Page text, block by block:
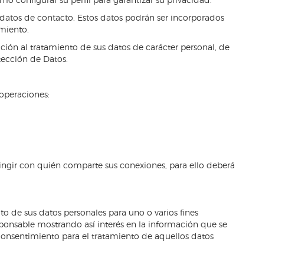
de contacto. Estos datos podrán ser incorporados
al tratamiento de sus datos de carácter personal, de
de Datos.
con quién comparte sus conexiones, para ello deberá
de sus datos personales para uno o varios fines
mostrando así interés en la información que se
para el tratamiento de aquellos datos